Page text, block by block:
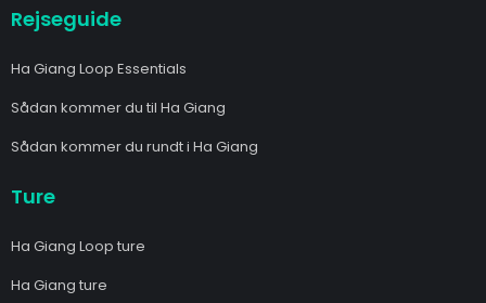
Rejseguide
Ha Giang Loop Essentials
Sådan kommer du til Ha Giang
Sådan kommer du rundt i Ha Giang
Ture
Ha Giang Loop ture
Ha Giang ture